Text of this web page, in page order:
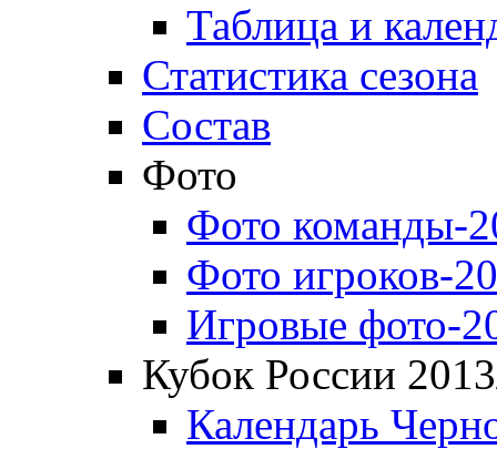
Таблица и
Статистика сезона
Состав
Фото
Фото команды-
Фото игроков-
Игровые фото-
Кубок России
Календарь